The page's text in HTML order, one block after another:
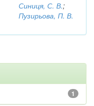
Синиця, С. В.;
Пузирьова, П. В.
1